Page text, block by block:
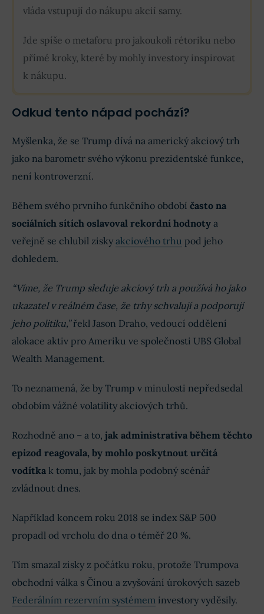
vláda vstupují do nákupu akcií samy.
Jde spíše o metaforu pro jakoukoli rétoriku nebo
přímé kroky, které by mohly investory inspirovat
k nákupu.
Odkud tento nápad pochází?
Myšlenka, že se Trump dívá na americký akciový trh
jako na barometr svého výkonu prezidentské funkce,
není kontroverzní.
Během svého prvního funkčního období často na
sociálních sítích oslavoval rekordní hodnoty a
veřejně se chlubil zisky akciového trhu pod jeho
dohledem.
“Víme, že Trump sleduje akciový trh a používá ho jako
ukazatel v reálném čase, že trhy schvalují a podporují
jeho politiku,”řekl Jason Draho, vedoucí oddělení
alokace aktiv pro Ameriku ve společnosti UBS Global
Wealth Management.
To neznamená, že by Trump v minulosti nepředsedal
obdobím vážné volatility akciových trhů.
Rozhodně ano – a to, jak administrativa během těchto
epizod reagovala, by mohlo poskytnout určitá
vodítka k tomu, jak by mohla podobný scénář
zvládnout dnes.
Například koncem roku 2018 se index S&P 500
propadl od vrcholu do dna o téměř 20 %.
Tím smazal zisky z počátku roku, protože Trumpova
obchodní válka s Čínou a zvyšování úrokových sazeb
Federálním rezervním systémem investory vyděsily.